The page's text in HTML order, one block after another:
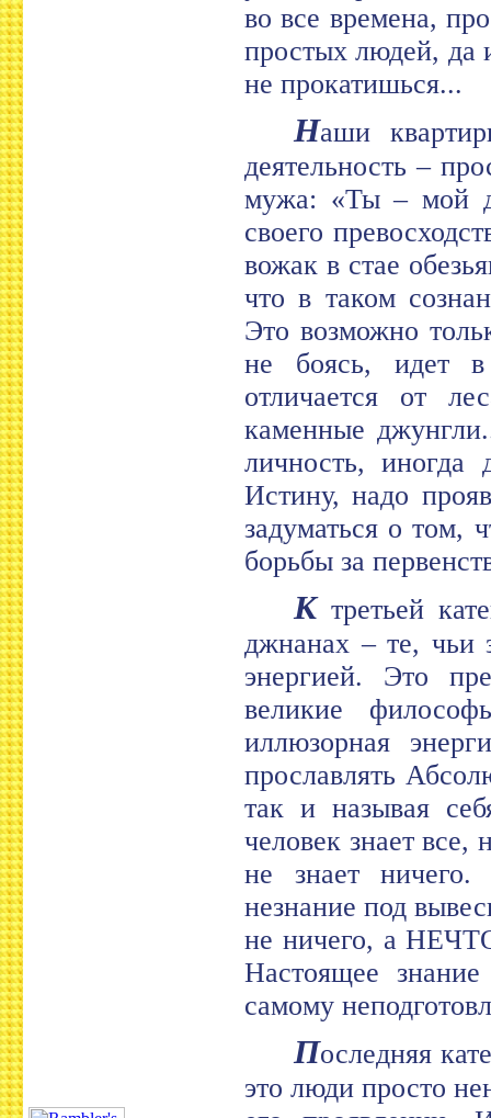
во все времена,
простых людей, да
не прокатишься...
Наши
деятельность –
мужа: «Ты – мой
своего
вожак в стае
что в таком
Это возможно
не боясь, идет
отличается от
каменные
личность,
Истину, надо
задуматься о том,
борьбы за
Ктретьей
джнанах – те, чьи
энергией. Это
великие
иллюзорная
прославлять
так и называя
человек знает
не знает
незнание под
не ничего, а
Настоящее
самому
Последняя
это люди просто